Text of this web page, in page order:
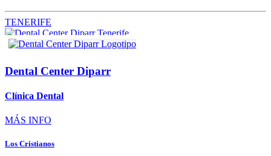
TENERIFE
Dental Center Diparr
Clínica Dental
MÁS INFO
Los Cristianos